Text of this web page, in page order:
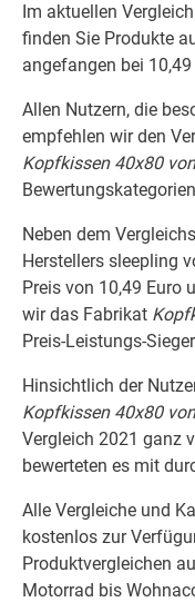
Im aktuellen
finden Sie Produkte
angefangen bei
Allen Nutzern, die
empfehlen wir den
Kopfkissen 40x80
Neben dem
Herstellers sleepling
Preis von 10,49 Euro
wir das Fabrikat
Preis-Leistungs-
Hinsichtlich der
Kopfkissen 40x80
Vergleich 2021 ganz
bewerteten es mit
Alle Vergleiche und
kostenlos zur
Produktvergleichen
Motorrad bis